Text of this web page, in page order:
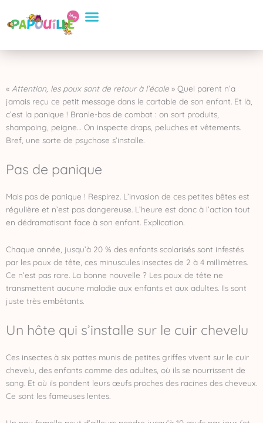
contenu
« Attention, les poux sont de retour à l’école » Quel parent n’a
jamais reçu ce petit message dans le cartable de son enfant. Et là,
c’est la panique ! Branle-bas de combat : on sort produits,
shampoing, peigne… On inspecte draps, peluches et vêtements.
Bref, une sorte de psychose s’installe.
Pas de panique
Mais pas de panique ! Respirez. L’invasion de ces petites bêtes est
régulière et n’est pas dangereuse. L’heure est donc à l’action tout
en dédramatisant face à son enfant. Explication.
Chaque année, jusqu’à 20 % des enfants scolarisés sont infestés
par les poux de tête, ces minuscules insectes de 2 à 4 millimètres.
Ce n’est pas rare. La bonne nouvelle ? Les poux de tête ne
transmettent aucune maladie aux enfants et aux adultes. Ils sont
juste très embêtants.
Un hôte qui s’installe sur le cuir chevelu
Ces insectes à six pattes munis de petites griffes vivent sur le cuir
chevelu, des enfants comme des adultes, où ils se nourrissent de
sang. Et où ils pondent leurs œufs proches des racines des cheveux.
Ce sont les fameuses lentes.